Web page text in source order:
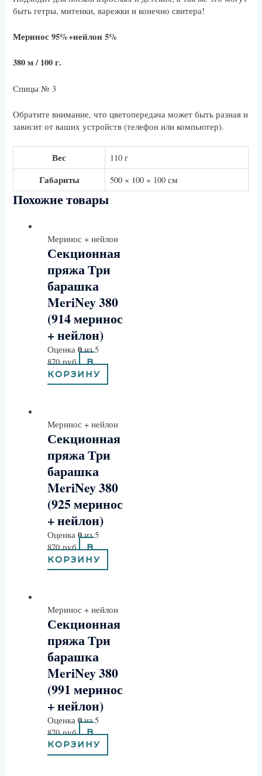
быть гетры, митенки, варежки и конечно свитера!
Меринос 95%+нейлон 5%
380 м / 100 г.
Спицы № 3
Обратите внимание, что цветопередача может быть разная и
зависит от ваших устройств (телефон или компьютер).
Вес 110 г
Габариты 500 × 100 × 100 см
Похожие товары
Меринос + нейлон
Секционная
пряжа Три
барашка
MeriNey 380
(914 меринос
+ нейлон)
Оценка 0из 5
870руб
В
КОРЗИНУ
Меринос + нейлон
Секционная
пряжа Три
барашка
MeriNey 380
(925 меринос
+ нейлон)
Оценка 0из 5
870руб
В
КОРЗИНУ
Меринос + нейлон
Секционная
пряжа Три
барашка
MeriNey 380
(991 меринос
+ нейлон)
Оценка 0из 5
870руб
В
КОРЗИНУ